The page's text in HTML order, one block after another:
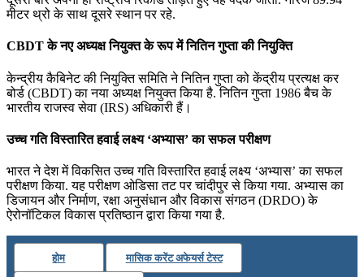
मीटर थ्रो के साथ दूसरे स्थान पर रहे.
CBDT के नए अध्यक्ष नियुक्त के रूप में नितिन गुप्ता की नियुक्ति
केन्द्रीय कैबिनेट की नियुक्ति समिति ने नितिन गुप्ता को केंद्रीय प्रत्यक्ष कर
बोर्ड (CBDT) का नया अध्यक्ष नियुक्त किया है. नितिन गुप्ता 1986 बैच के
भारतीय राजस्व सेवा (IRS) अधिकारी हैं।
उच्‍च गति विस्‍तारित हवाई लक्ष्‍य ‘अभ्‍यास’ का सफल परीक्षण
भारत ने देश में विकसित उच्‍च गति विस्‍तारित हवाई लक्ष्‍य ‘अभ्‍यास’ का सफल
परीक्षण किया. यह परीक्षण ओडिसा तट पर चांदीपुर से किया गया. अभ्‍यास का
डिजायन और निर्माण, रक्षा अनुसंधान और विकास संगठन (DRDO) के
ऐरोनॉटिकल विकास प्रतिष्‍ठान द्वारा किया गया है.
होम मासिक करेंट अफेयर्स टेस्ट